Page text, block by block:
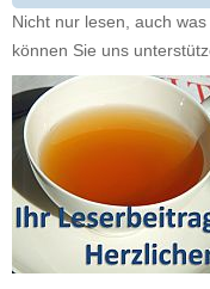
Nicht nur lesen, auch
können Sie uns